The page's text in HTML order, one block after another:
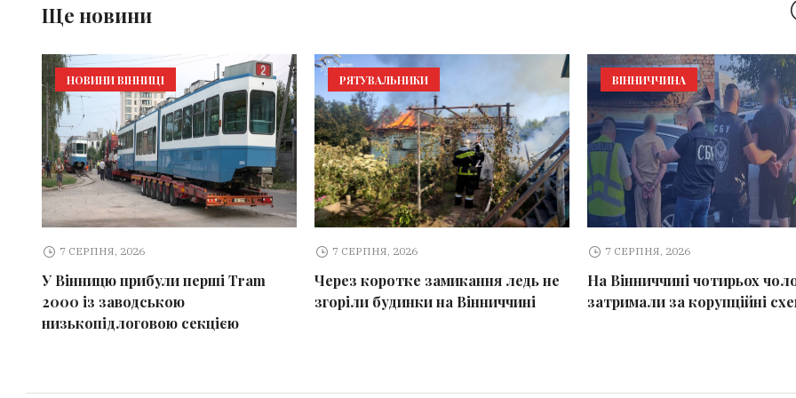
Ще новини
НОВИНИ ВІННИЦІ
7 СЕРПНЯ, 2026
У Вінницю прибули перші Tram
2000 із заводською
низькопідлоговою секцією
РЯТУВАЛЬНИКИ
7 СЕРПНЯ, 2026
Через коротке замикання ледь не
згоріли будинки на Вінниччині
ВІННИЧЧИНА
7 СЕРПНЯ, 2026
На Вінниччині чотирьох
затримали за корупційні